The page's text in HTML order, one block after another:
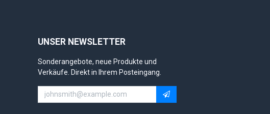
UNSER NEWSLETTER
Sonderangebote, neue Produkte und
Verkäufe. Direkt in Ihrem Posteingang.